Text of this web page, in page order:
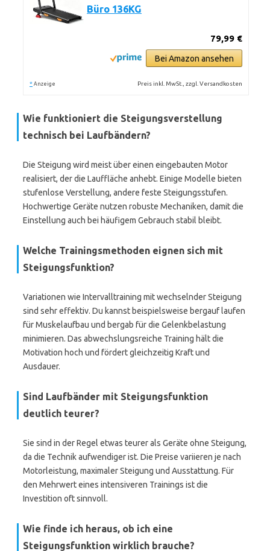
Büro 136KG
79,99 €
Bei Amazon ansehen
* Anzeige Preis inkl. MwSt., zzgl. Versandkosten
Wie funktioniert die Steigungsverstellung
technisch bei Laufbändern?
Die Steigung wird meist über einen eingebauten Motor
realisiert, der die Lauffläche anhebt. Einige Modelle bieten
stufenlose Verstellung, andere feste Steigungsstufen.
Hochwertige Geräte nutzen robuste Mechaniken, damit die
Einstellung auch bei häufigem Gebrauch stabil bleibt.
Welche Trainingsmethoden eignen sich mit
Steigungsfunktion?
Variationen wie Intervalltraining mit wechselnder Steigung
sind sehr effektiv. Du kannst beispielsweise bergauf laufen
für Muskelaufbau und bergab für die Gelenkbelastung
minimieren. Das abwechslungsreiche Training hält die
Motivation hoch und fördert gleichzeitig Kraft und
Ausdauer.
Sind Laufbänder mit Steigungsfunktion
deutlich teurer?
Sie sind in der Regel etwas teurer als Geräte ohne Steigung,
da die Technik aufwendiger ist. Die Preise variieren je nach
Motorleistung, maximaler Steigung und Ausstattung. Für
den Mehrwert eines intensiveren Trainings ist die
Investition oft sinnvoll.
Wie finde ich heraus, ob ich eine
Steigungsfunktion wirklich brauche?